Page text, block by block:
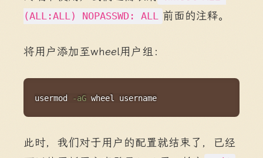
(ALL:ALL) NOPASSWD: ALL 前面的注释。
将用户添加至wheel用户组：
usermod -aG wheel username
此时，我们对于用户的配置就结束了，已经